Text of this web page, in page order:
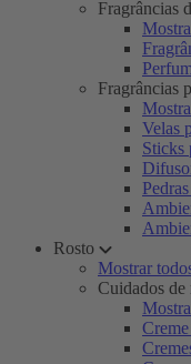
Fragrâncias
Fragrâncias
Velas
Sticks
Rosto
Mostrar
Cuidados de